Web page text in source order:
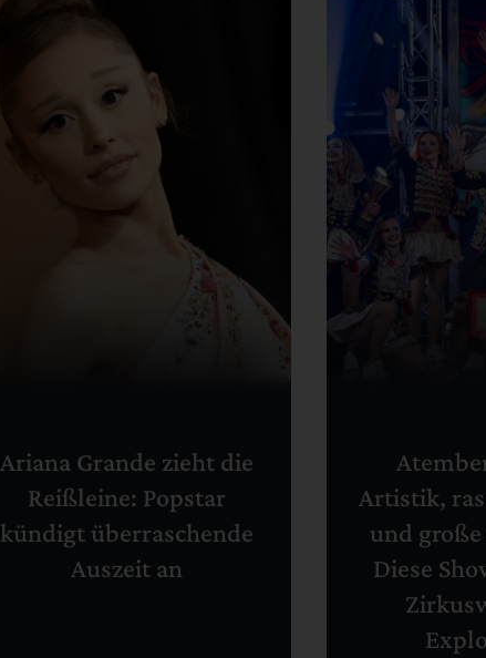
Ariana Grande zieht die
Reißleine: Popstar
kündigt überraschende
Auszeit an
Artistik,
und
Diese